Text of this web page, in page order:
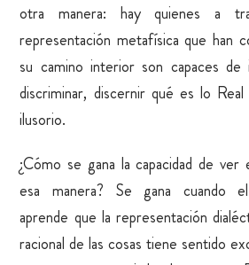
otra manera: hay quienes a
representación metafísica que han
su camino interior son capaces de
discriminar, discernir qué es lo
ilusorio.
¿Cómo se gana la capacidad de ver
esa manera? Se gana cuando
aprende que la representación
racional de las cosas tiene sentido